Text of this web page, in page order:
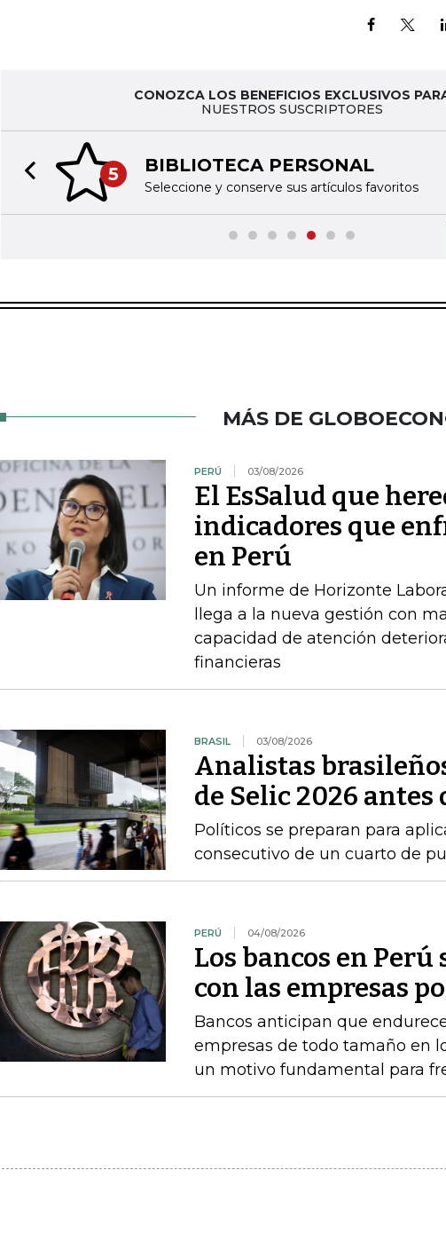
CONOZCA LOS BENEFICIOS EXCLUSIVOS
NUESTROS SUSCRIPTORES
5 BIBLIOTECA PERSONAL
Seleccione y conserve sus artículos favoritos
Previous slide
MÁS DE
PERÚ 03/08/2026
El EsSalud que
indicadores que
en Perú
Un informe de Horizonte
llega a la nueva gestión con
capacidad de atención
financieras
BRASIL 03/08/2026
Analistas
de Selic 2026
Políticos se preparan para
consecutivo de un cuarto de
PERÚ 04/08/2026
Los bancos en
con las empresas
Bancos anticipan que
empresas de todo tamaño en
un motivo fundamental para